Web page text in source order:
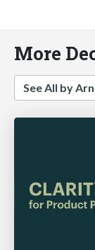
More
See All by